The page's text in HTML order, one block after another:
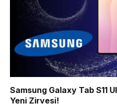
Samsung Galaxy Tab S11
Yeni Zirvesi!